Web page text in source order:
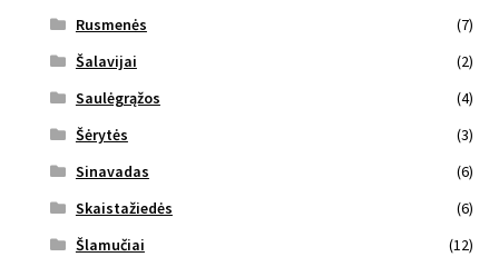
Rusmenės
(7)
Šalavijai
(2)
Saulėgrąžos
(4)
Šėrytės
(3)
Sinavadas
(6)
Skaistažiedės
(6)
Šlamučiai
(12)